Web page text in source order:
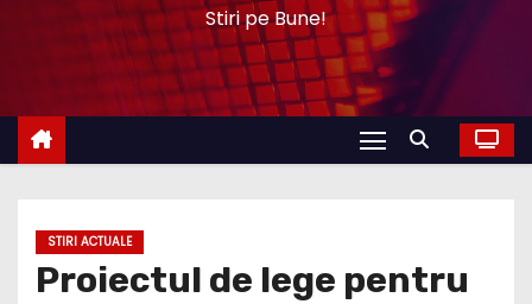
Stiri pe Bune!
STIRI ACTUALE
Proiectul de lege pentru